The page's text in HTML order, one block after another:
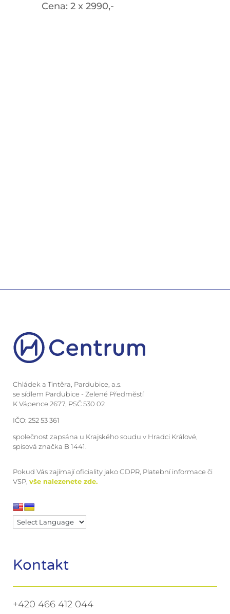
Cena: 2 x 2990,-
Chládek a Tintěra, Pardubice, a.s.
se sídlem Pardubice - Zelené Předměstí
K Vápence 2677, PSČ 530 02
IČO: 252 53 361
společnost zapsána u Krajského soudu v Hradci Králové,
spisová značka B 1441.
Pokud Vás zajímají oficiality jako GDPR, Platební informace či
VSP, vše nalezenete zde.
Kontakt
+420 466 412 044